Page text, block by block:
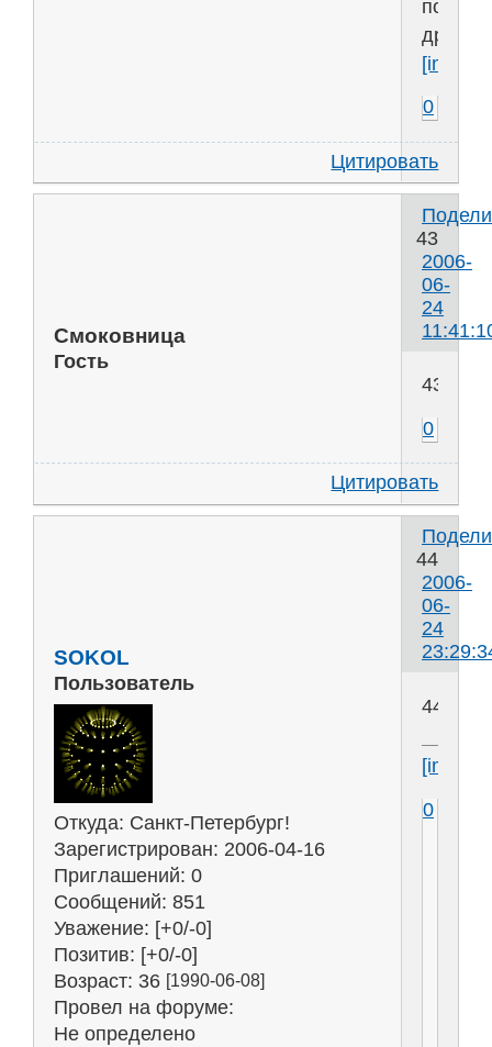
по-
0
Цитировать
43
2006-
06-
24
Смоковница
Гость
43
0
Цитировать
44
2006-
06-
24
SOKOL
Пользователь
Откуда: Санкт-Петербург!
Зарегистрирован: 2006-04-16
Приглашений: 0
Сообщений: 851
Уважение: [+0/-0]
Позитив: [+0/-0]
Возраст: 36 [1990-06-08]
Провел на форуме:
Не определено
44
0